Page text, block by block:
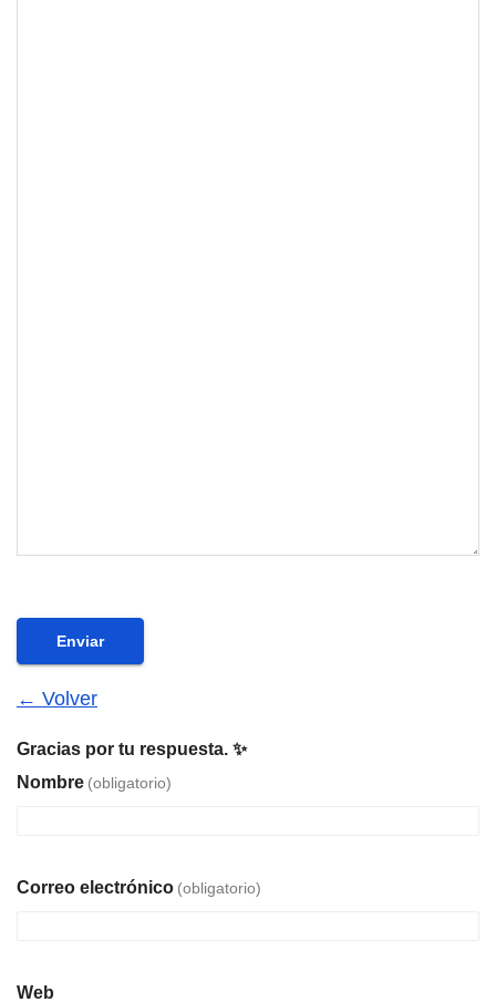
Enviar
← Volver
Gracias por tu respuesta. ✨
Nombre (obligatorio)
Correo electrónico (obligatorio)
Web